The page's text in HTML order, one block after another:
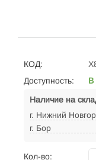
КОД:
Доступность:
В
Наличие на
г. Нижний
г. Бор
Кол-во: